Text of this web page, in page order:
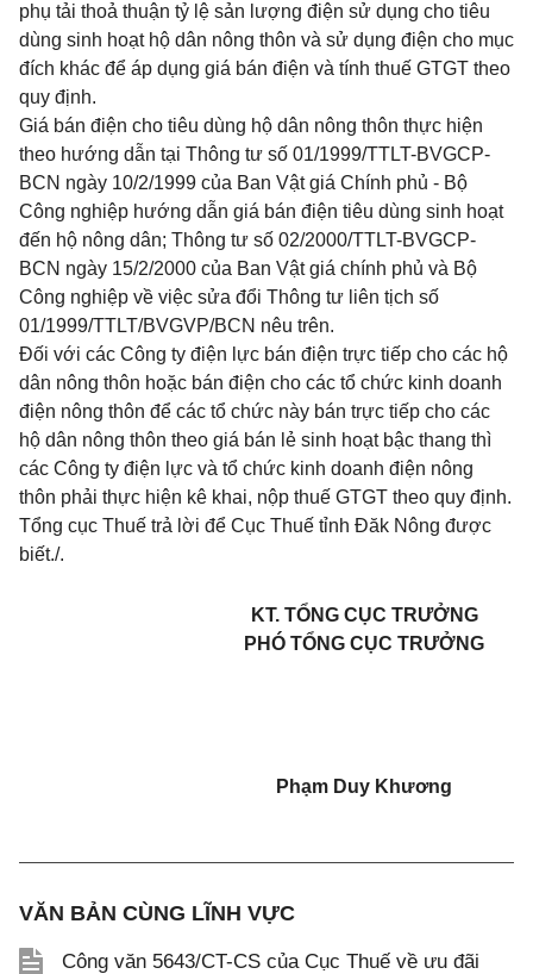
phụ tải thoả thuận tỷ lệ sản lượng điện sử dụng cho tiêu
dùng sinh hoạt hộ dân nông thôn và sử dụng điện cho mục
đích khác để áp dụng giá bán điện và tính thuế GTGT theo
quy định.
Giá bán điện cho tiêu dùng hộ dân nông thôn thực hiện
theo hướng dẫn tại Thông tư số 01/1999/TTLT-BVGCP-
BCN ngày 10/2/1999 của Ban Vật giá Chính phủ - Bộ
Công nghiệp hướng dẫn giá bán điện tiêu dùng sinh hoạt
đến hộ nông dân; Thông tư số 02/2000/TTLT-BVGCP-
BCN ngày 15/2/2000 của Ban Vật giá chính phủ và Bộ
Công nghiệp về việc sửa đổi Thông tư liên tịch số
01/1999/TTLT/BVGVP/BCN nêu trên.
Đối với các Công ty điện lực bán điện trực tiếp cho các hộ
dân nông thôn hoặc bán điện cho các tổ chức kinh doanh
điện nông thôn để các tổ chức này bán trực tiếp cho các
hộ dân nông thôn theo giá bán lẻ sinh hoạt bậc thang thì
các Công ty điện lực và tổ chức kinh doanh điện nông
thôn phải thực hiện kê khai, nộp thuế GTGT theo quy định.
Tổng cục Thuế trả lời để Cục Thuế tỉnh Đăk Nông được
biết./.
KT. TỔNG CỤC TRƯỞNG
PHÓ TỔNG CỤC TRƯỞNG
Phạm Duy Khương
VĂN BẢN CÙNG LĨNH VỰC
Công văn 5643/CT-CS của Cục Thuế về ưu đãi